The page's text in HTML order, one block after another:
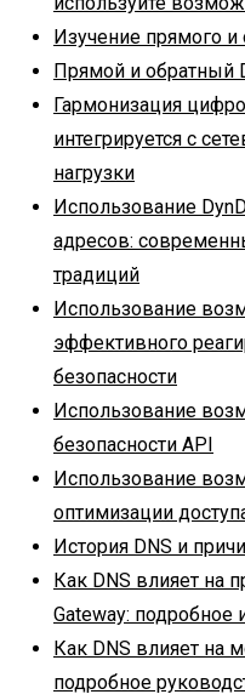
Изучение прямого и
Прямой и обратный
Гармонизация
интегрируется с
нагрузки
Использование
адресов:
традиций
Использование
эффективного
безопасности
Использование
безопасности API
Использование
оптимизации
История DNS и
Как DNS влияет на
Gateway: подробное
Как DNS влияет на
подробное